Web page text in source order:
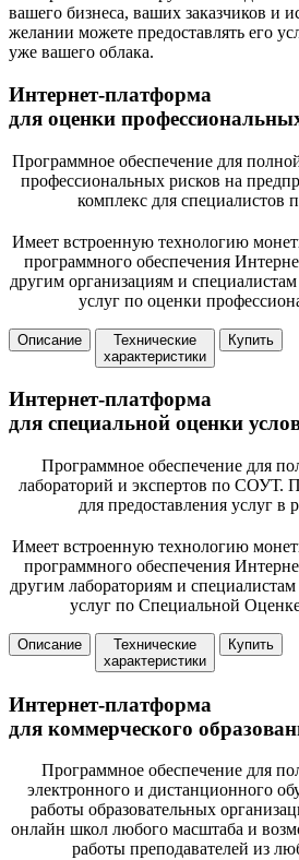
вашего бизнеса, ваших заказчиков и
желании можете предоставлять его
уже вашего облака.
Интернет-платформа
для оценки
Программное обеспечение для
профессиональных рисков на
комплекс для специалистов
Имеет встроенную технологию
программного обеспечения
другим организациям и
услуг по оценки
Описание
Технические
характеристики
Купить
Интернет-платформа
для специальной оценки
Программное обеспечение для
лабораторий и экспертов по СОУТ.
для предоставления услуг в
Имеет встроенную технологию
программного обеспечения
другим лабораториям и
услуг по Специальной
Описание
Технические
характеристики
Купить
Интернет-платформа
для коммерческого
Программное обеспечение для
электронного и дистанционного
работы образовательных
онлайн школ любого масштаба и
работы преподавателей из